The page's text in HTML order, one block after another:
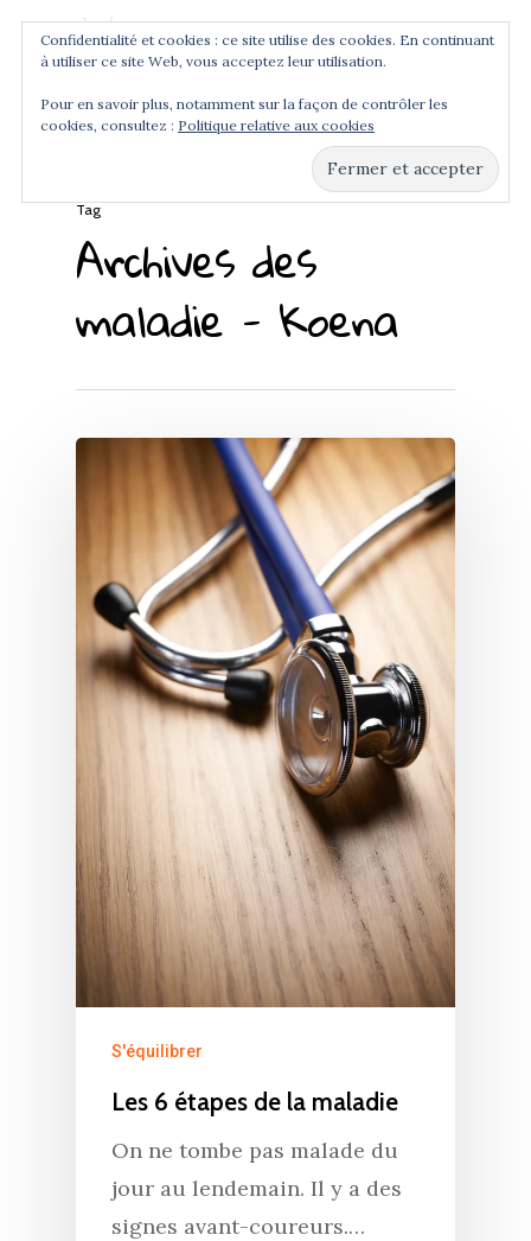
Hit enter to search or ESC to close
Tag
Archives des
maladie - Koena
S'équilibrer
Les 6 étapes de la maladie
On ne tombe pas malade du
jour au lendemain. Il y a des
signes avant-coureurs.…
Confidentialité et cookies : ce site utilise des cookies. En continuant
à utiliser ce site Web, vous acceptez leur utilisation.
Pour en savoir plus, notamment sur la façon de contrôler les
cookies, consultez : Politique relative aux cookies